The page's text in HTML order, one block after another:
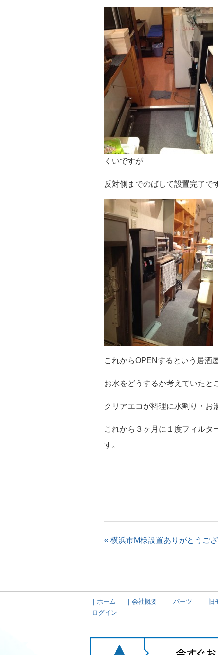
くいですが
反対側までのばして設置完了で
これからOPENするという居酒
お水をどうするか考えていたと
クリアエコが料理に水割り・お
これから３ヶ月に１度フィルタ
す。
« 横浜市M様設置ありがとうご
ホーム 会社概要 パーツ
旧
ログイン